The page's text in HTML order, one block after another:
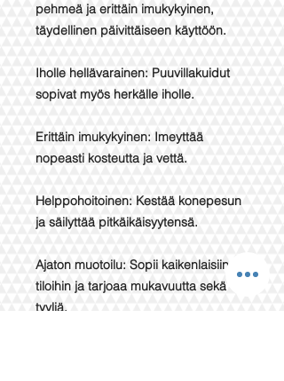
pehmeä ja erittäin imukykyinen,
täydellinen päivittäiseen käyttöön.
Iholle hellävarainen: Puuvillakuidut
sopivat myös herkälle iholle.
Erittäin imukykyinen: Imeyttää
nopeasti kosteutta ja vettä.
Helppohoitoinen: Kestää konepesun
ja säilyttää pitkäikäisyytensä.
Ajaton muotoilu: Sopii kaikenlaisiin
tiloihin ja tarjoaa mukavuutta sekä
tyyliä.